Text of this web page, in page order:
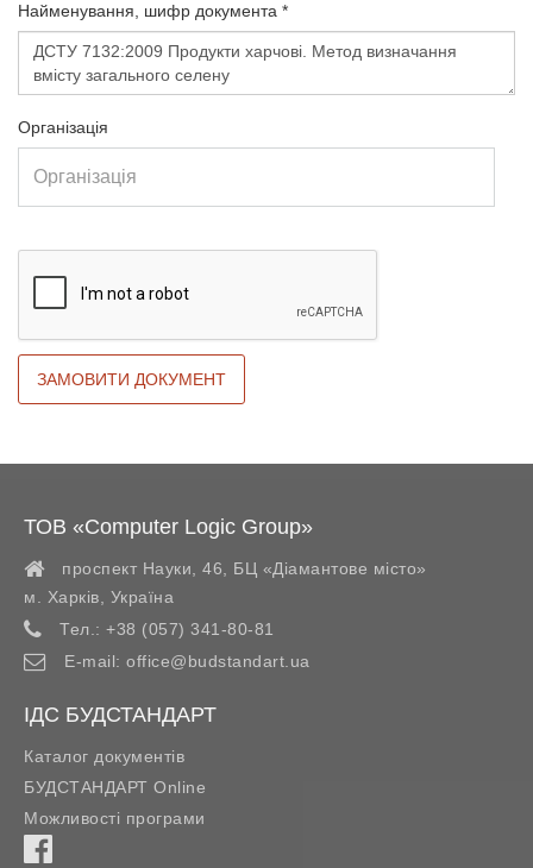
Найменування, шифр документа *
Організація
ТОВ «Computer Logic Group»
проспект Науки, 46, БЦ «Діамантове місто»
м. Харків
Україна
Тел.: +38 (057) 341-80-81
E-mail: office@budstandart.ua
ІДС БУДСТАНДАРТ
Каталог документів
БУДСТАНДАРТ Online
Можливості програми